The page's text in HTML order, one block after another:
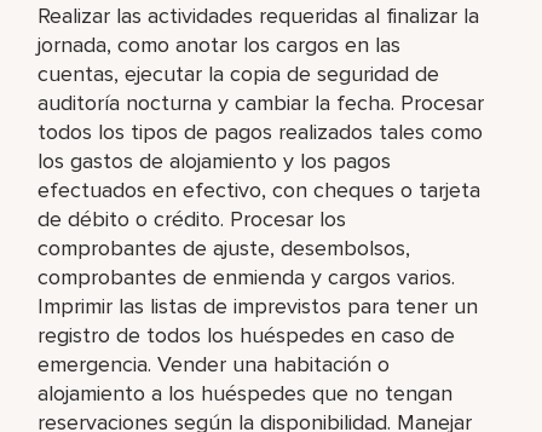
Realizar las actividades requeridas al finalizar la
jornada, como anotar los cargos en las
cuentas, ejecutar la copia de seguridad de
auditoría nocturna y cambiar la fecha. Procesar
todos los tipos de pagos realizados tales como
los gastos de alojamiento y los pagos
efectuados en efectivo, con cheques o tarjeta
de débito o crédito. Procesar los
comprobantes de ajuste, desembolsos,
comprobantes de enmienda y cargos varios.
Imprimir las listas de imprevistos para tener un
registro de todos los huéspedes en caso de
emergencia. Vender una habitación o
alojamiento a los huéspedes que no tengan
reservaciones según la disponibilidad. Manejar